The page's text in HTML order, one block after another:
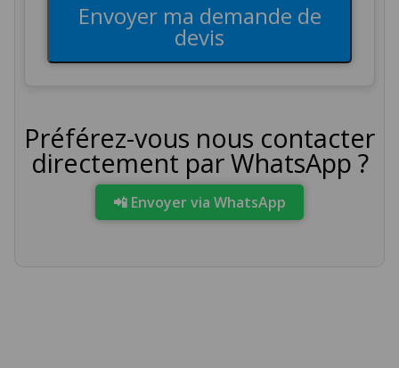
Envoyer ma demande de
devis
Préférez-vous nous contacter
directement par WhatsApp ?
📲 Envoyer via WhatsApp